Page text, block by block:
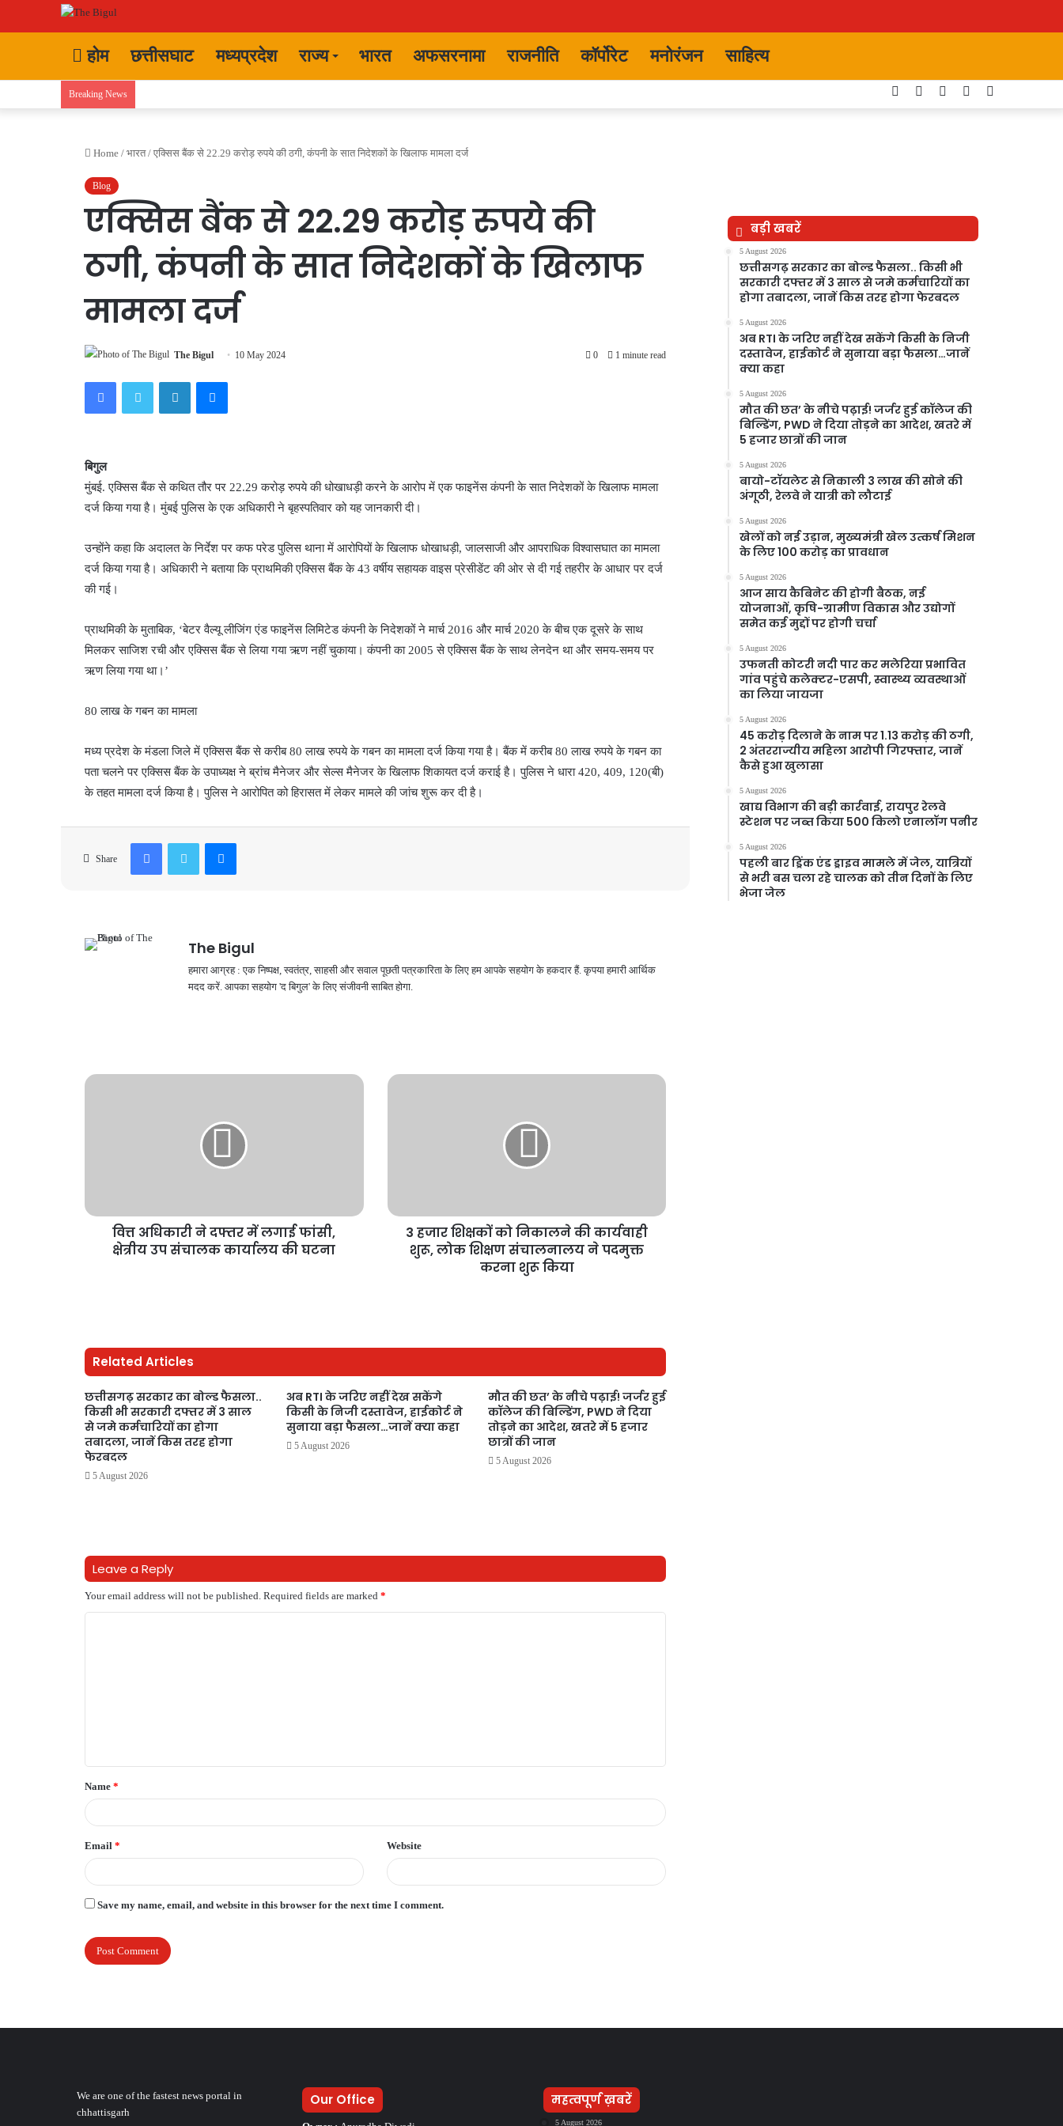
होम छत्तीसघाट मध्यप्रदेश राज्य भारत अफसरनामा राजनीति कॉर्पोरेट मनोरंजन साहित्य
Breaking News
skin
Instagram
YouTube
Twitter
Facebook
Home / भारत / एक्सिस बैंक से 22.29 करोड़ रुपये की ठगी, कंपनी के सात निदेशकों के खिलाफ मामला दर्ज
Blog
एक्सिस बैंक से 22.29 करोड़ रुपये की
ठगी, कंपनी के सात निदेशकों के खिलाफ
मामला दर्ज
The Bigul 10 May 2024 0 1 minute read
FacebookTwitter LinkedInMessenger
बिगुल
मुंबई. एक्सिस बैंक से कथित तौर पर 22.29 करोड़ रुपये की धोखाधड़ी करने के आरोप में एक फाइनेंस कंपनी के सात निदेशकों के खिलाफ मामला
दर्ज किया गया है। मुंबई पुलिस के एक अधिकारी ने बृहस्पतिवार को यह जानकारी दी।
उन्होंने कहा कि अदालत के निर्देश पर कफ परेड पुलिस थाना में आरोपियों के खिलाफ धोखाधड़ी, जालसाजी और आपराधिक विश्वासघात का मामला
दर्ज किया गया है। अधिकारी ने बताया कि प्राथमिकी एक्सिस बैंक के 43 वर्षीय सहायक वाइस प्रेसीडेंट की ओर से दी गई तहरीर के आधार पर दर्ज
की गई।
प्राथमिकी के मुताबिक, ‘बेटर वैल्यू लीजिंग एंड फाइनेंस लिमिटेड कंपनी के निदेशकों ने मार्च 2016 और मार्च 2020 के बीच एक दूसरे के साथ
मिलकर साजिश रची और एक्सिस बैंक से लिया गया ऋण नहीं चुकाया। कंपनी का 2005 से एक्सिस बैंक के साथ लेनदेन था और समय-समय पर
ऋण लिया गया था।’
80 लाख के गबन का मामला
मध्य प्रदेश के मंडला जिले में एक्सिस बैंक से करीब 80 लाख रुपये के गबन का मामला दर्ज किया गया है। बैंक में करीब 80 लाख रुपये के गबन का
पता चलने पर एक्सिस बैंक के उपाध्यक्ष ने ब्रांच मैनेजर और सेल्स मैनेजर के खिलाफ शिकायत दर्ज कराई है। पुलिस ने धारा 420, 409, 120(बी)
के तहत मामला दर्ज किया है। पुलिस ने आरोपित को हिरासत में लेकर मामले की जांच शुरू कर दी है।
Share
FacebookTwitter Messenger
The Bigul
हमारा आग्रह : एक निष्पक्ष, स्वतंत्र, साहसी और सवाल पूछती पत्रकारिता के लिए हम आपके सहयोग के हकदार हैं. कृपया हमारी आर्थिक
मदद करें. आपका सहयोग 'द बिगुल' के लिए संजीवनी साबित होगा.
वित्त अधिकारी ने दफ्तर में लगाई फांसी,
क्षेत्रीय उप संचालक कार्यालय की घटना
3 हजार शिक्षकों को निकालने की कार्यवाही
शुरू, लोक शिक्षण संचालनालय ने पदमुक्त
करना शुरू किया
Related Articles
छत्तीसगढ़ सरकार का बोल्ड फैसला..
किसी भी सरकारी दफ्तर में 3 साल
से जमे कर्मचारियों का होगा
तबादला, जानें किस तरह होगा
फेरबदल
5 August 2026
अब RTI के जरिए नहीं देख सकेंगे
किसी के निजी दस्तावेज, हाईकोर्ट ने
सुनाया बड़ा फैसला…जानें क्या कहा
5 August 2026
मौत की छत’ के नीचे पढ़ाई! जर्जर हुई
कॉलेज की बिल्डिंग, PWD ने दिया
तोड़ने का आदेश, खतरे में 5 हजार
छात्रों की जान
5 August 2026
Leave a Reply
Your email address will not be published. Required fields are marked *
t
*
Name *
Email * Website
Save my name, email, and website in this browser for the next time I comment.
बड़ी खबरें
5 August 2026
छत्तीसगढ़ सरकार का बोल्ड फैसला.. किसी भी
सरकारी दफ्तर में 3 साल से जमे कर्मचारियों का
होगा तबादला, जानें किस तरह होगा फेरबदल
5 August 2026
अब RTI के जरिए नहीं देख सकेंगे किसी के निजी
दस्तावेज, हाईकोर्ट ने सुनाया बड़ा फैसला…जानें
क्या कहा
5 August 2026
मौत की छत’ के नीचे पढ़ाई! जर्जर हुई कॉलेज की
बिल्डिंग, PWD ने दिया तोड़ने का आदेश, खतरे में
5 हजार छात्रों की जान
5 August 2026
बायो-टॉयलेट से निकाली 3 लाख की सोने की
अंगूठी, रेलवे ने यात्री को लौटाई
5 August 2026
खेलों को नई उड़ान, मुख्यमंत्री खेल उत्कर्ष मिशन
के लिए 100 करोड़ का प्रावधान
5 August 2026
आज साय कैबिनेट की होगी बैठक, नई
योजनाओं, कृषि-ग्रामीण विकास और उद्योगों
समेत कई मुद्दों पर होगी चर्चा
5 August 2026
उफनती कोटरी नदी पार कर मलेरिया प्रभावित
गांव पहुंचे कलेक्टर-एसपी, स्वास्थ्य व्यवस्थाओं
का लिया जायजा
5 August 2026
45 करोड़ दिलाने के नाम पर 1.13 करोड़ की ठगी,
2 अंतरराज्यीय महिला आरोपी गिरफ्तार, जानें
कैसे हुआ खुलासा
5 August 2026
खाद्य विभाग की बड़ी कार्रवाई, रायपुर रेलवे
स्टेशन पर जब्त किया 500 किलो एनालॉग पनीर
5 August 2026
पहली बार ड्रिंक एंड ड्राइव मामले में जेल, यात्रियों
से भरी बस चला रहे चालक को तीन दिनों के लिए
भेजा जेल
We are one of the fastest news portal in
chhattisgarh
Our Office महत्वपूर्ण ख़बरें
5 August 2026